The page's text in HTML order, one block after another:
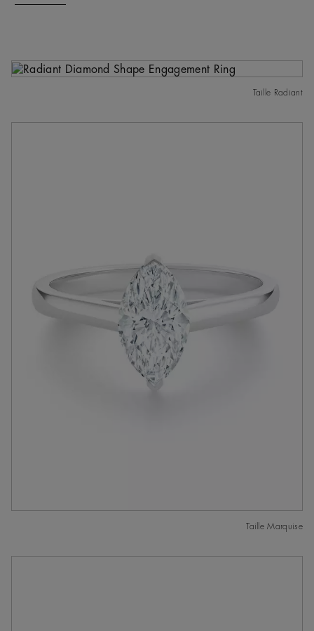
Taille Radiant
Taille Marquise